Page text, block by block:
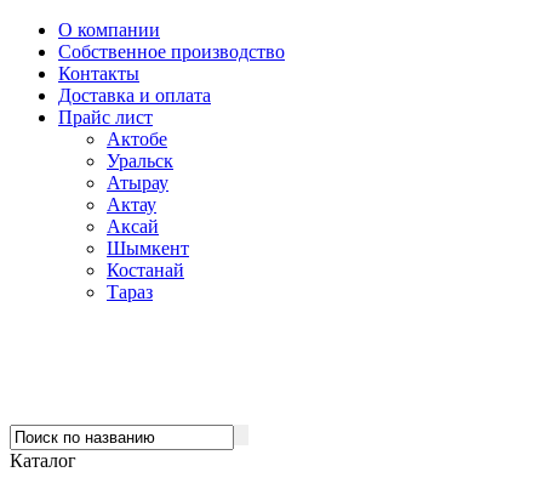
О компании
Собственное производство
Контакты
Доставка и оплата
Прайс лист
Актобе
Уральск
Атырау
Актау
Аксай
Шымкент
Костанай
Тараз
Каталог